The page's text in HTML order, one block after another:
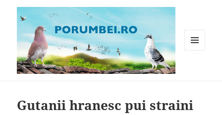
Gutanii hranesc pui straini